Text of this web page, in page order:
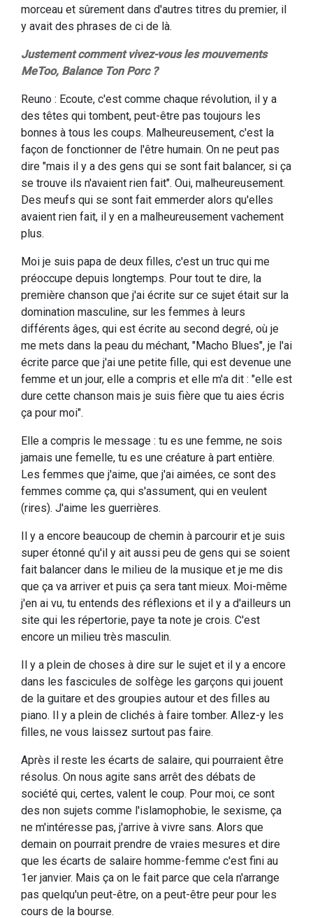
morceau et sûrement dans d'autres titres du premier, il
y avait des phrases de ci de là.
Justement comment vivez-vous les mouvements
MeToo, Balance Ton Porc ?
Reuno : Ecoute, c'est comme chaque révolution, il y a
des têtes qui tombent, peut-être pas toujours les
bonnes à tous les coups. Malheureusement, c'est la
façon de fonctionner de l'être humain. On ne peut pas
dire "mais il y a des gens qui se sont fait balancer, si ça
se trouve ils n'avaient rien fait". Oui, malheureusement.
Des meufs qui se sont fait emmerder alors qu'elles
avaient rien fait, il y en a malheureusement vachement
plus.
Moi je suis papa de deux filles, c'est un truc qui me
préoccupe depuis longtemps. Pour tout te dire, la
première chanson que j'ai écrite sur ce sujet était sur la
domination masculine, sur les femmes à leurs
différents âges, qui est écrite au second degré, où je
me mets dans la peau du méchant, "Macho Blues", je l'ai
écrite parce que j'ai une petite fille, qui est devenue une
femme et un jour, elle a compris et elle m'a dit : "elle est
dure cette chanson mais je suis fière que tu aies écris
ça pour moi".
Elle a compris le message : tu es une femme, ne sois
jamais une femelle, tu es une créature à part entière.
Les femmes que j'aime, que j'ai aimées, ce sont des
femmes comme ça, qui s'assument, qui en veulent
(rires). J'aime les guerrières.
Il y a encore beaucoup de chemin à parcourir et je suis
super étonné qu'il y ait aussi peu de gens qui se soient
fait balancer dans le milieu de la musique et je me dis
que ça va arriver et puis ça sera tant mieux. Moi-même
j'en ai vu, tu entends des réflexions et il y a d'ailleurs un
site qui les répertorie, paye ta note je crois. C'est
encore un milieu très masculin.
Il y a plein de choses à dire sur le sujet et il y a encore
dans les fascicules de solfège les garçons qui jouent
de la guitare et des groupies autour et des filles au
piano. Il y a plein de clichés à faire tomber. Allez-y les
filles, ne vous laissez surtout pas faire.
Après il reste les écarts de salaire, qui pourraient être
résolus. On nous agite sans arrêt des débats de
société qui, certes, valent le coup. Pour moi, ce sont
des non sujets comme l'islamophobie, le sexisme, ça
ne m'intéresse pas, j'arrive à vivre sans. Alors que
demain on pourrait prendre de vraies mesures et dire
que les écarts de salaire homme-femme c'est fini au
1er janvier. Mais ça on le fait parce que cela n'arrange
pas quelqu'un peut-être, on a peut-être peur pour les
cours de la bourse.